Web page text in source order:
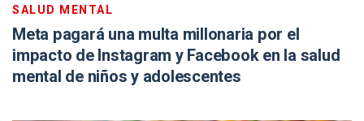
SALUD MENTAL
Meta pagará una multa millonaria por el
impacto de Instagram y Facebook en la salud
mental de niños y adolescentes